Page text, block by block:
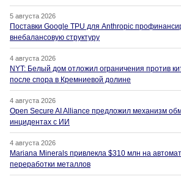
5 августа 2026
Поставки Google TPU для Anthropic
внебалансовую структуру
4 августа 2026
NYT: Белый дом отложил ограничения против
после спора в Кремниевой долине
4 августа 2026
Open Secure AI Alliance предложил механизм
инцидентах с ИИ
4 августа 2026
Mariana Minerals привлекла $310 млн на
переработки металлов